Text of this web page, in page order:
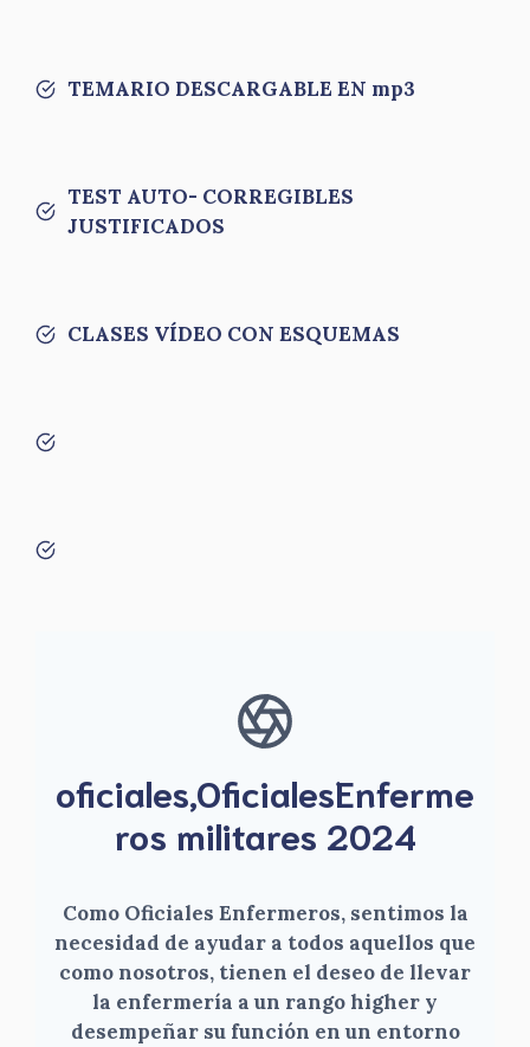
TEMARIO DESCARGABLE EN mp3
TEST AUTO- CORREGIBLES
JUSTIFICADOS
CLASES VÍDEO CON ESQUEMAS
oficiales,OficialesEnferme
ros militares 2024
Como Oficiales Enfermeros, sentimos la
necesidad de ayudar a todos aquellos que
como nosotros, tienen el deseo de llevar
la enfermería a un rango higher y
desempeñar su función en un entorno